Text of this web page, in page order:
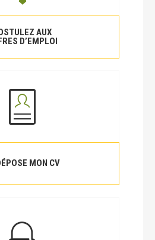
AUX
D’EMPLOI
MON CV